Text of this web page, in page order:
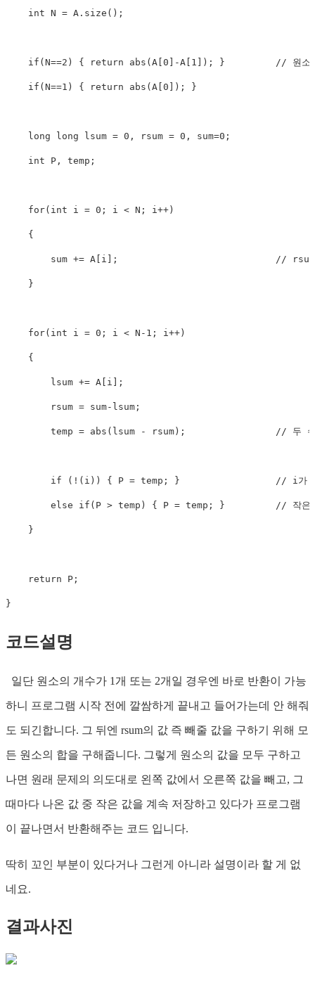
int N = A . size ( ) ;
if ( N==2 ) { return abs ( A 0 -A 1 ) ; } // 원소
if ( N==1 ) { return abs ( A 0 ) ; }
long long lsum = 0 , rsum = 0 , sum=0 ;
int P , temp ;
for( int i = 0 ; i < N ; i ++ )
{
        sum
+= A i ; // rsum
}
for( int i = 0 ; i < N - 1 ; i ++ )
{
        lsum
+= A i ;
        rsum
= sum- lsum ;
        temp
= abs ( lsum - rsum ) ; // 두 수
if ( ! ( i ) ) { P = temp ; } // i가 0
else if ( P > temp ) { P = temp ; } // 작은
}
return P ;
}
코드설명
일단 원소의 개수가 1개 또는 2개일 경우엔 바로 반환이 가능
하니 프로그램 시작 전에 깔쌈하게 끝내고 들어가는데 안 해줘
도 되긴합니다. 그 뒤엔 rsum의 값 즉 빼줄 값을 구하기 위해 모
든 원소의 합을 구해줍니다. 그렇게 원소의 값을 모두 구하고
나면 원래 문제의 의도대로 왼쪽 값에서 오른쪽 값을 빼고, 그
때마다 나온 값 중 작은 값을 계속 저장하고 있다가 프로그램
이 끝나면서 반환해주는 코드 입니다.
딱히 꼬인 부분이 있다거나 그런게 아니라 설명이라 할 게 없
네요.
결과사진